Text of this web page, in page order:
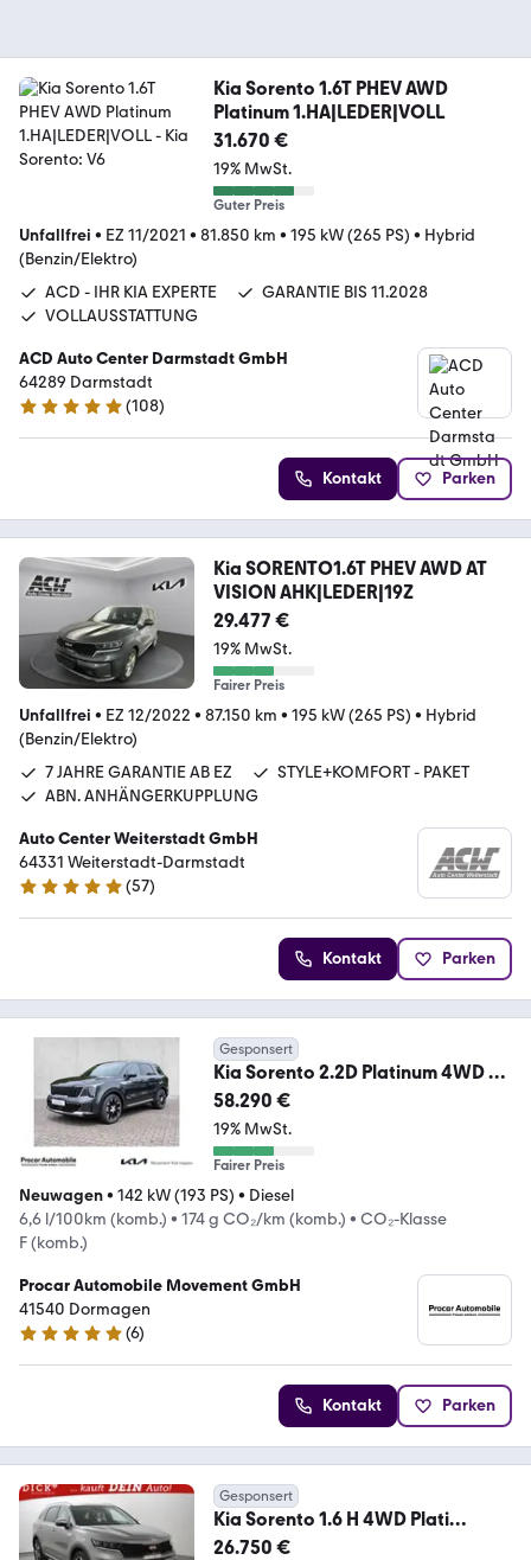
Kia Sorento 1.6T PHEV AWD
Platinum 1.HA|LEDER|VOLL
31.670 €
19% MwSt.
Guter Preis
Unfallfrei • EZ 11/2021 • 81.850 km • 195 kW (265 PS) • Hybrid
(Benzin/Elektro)
ACD - IHR KIA EXPERTE
GARANTIE BIS 11.2028
VOLLAUSSTATTUNG
ACD Auto Center Darmstadt GmbH
64289 Darmstadt
4.9 Sterne
(108)
Kontakt Parken
Kia SORENTO1.6T PHEV AWD AT
VISION AHK|LEDER|19Z
29.477 €
19% MwSt.
Fairer Preis
Unfallfrei • EZ 12/2022 • 87.150 km • 195 kW (265 PS) • Hybrid
(Benzin/Elektro)
7 JAHRE GARANTIE AB EZ
STYLE+KOMFORT - PAKET
ABN. ANHÄNGERKUPPLUNG
Auto Center Weiterstadt GmbH
64331 Weiterstadt-Darmstadt
4.8 Sterne
(57)
Kontakt Parken
Gesponsert
Kia Sorento 2.2D Platinum 4WD 6S
Nappa Pano Vollauss
58.290 €
19% MwSt.
Fairer Preis
Neuwagen• 142 kW (193 PS) • Diesel
6,6 l/100km (komb.) • 174 g CO₂/km (komb.) • CO₂-Klasse
F (komb.)
Procar Automobile Movement GmbH
41540 Dormagen
5 Sterne
(6)
Kontakt Parken
Gesponsert
Kia Sorento 1.6 H 4WD Plati
>PANO+MEMO+360+BOSE+VOLL
26.750 €